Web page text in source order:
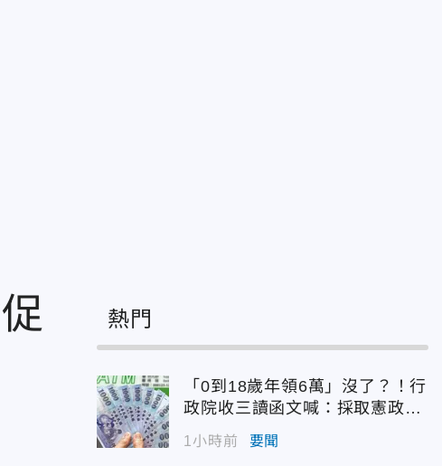
熱門
「0到18歲年領6萬」沒了？！行
政院收三讀函文喊：採取憲政作
為
1小時前 要聞